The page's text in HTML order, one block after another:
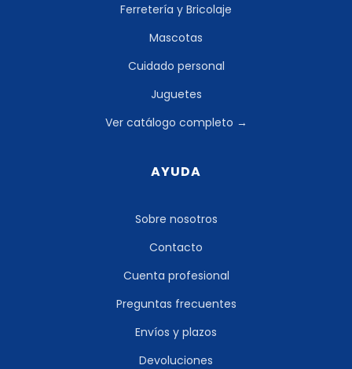
Ferretería y Bricolaje
Mascotas
Cuidado personal
Juguetes
Ver catálogo completo →
AYUDA
Sobre nosotros
Contacto
Cuenta profesional
Preguntas frecuentes
Envíos y plazos
Devoluciones